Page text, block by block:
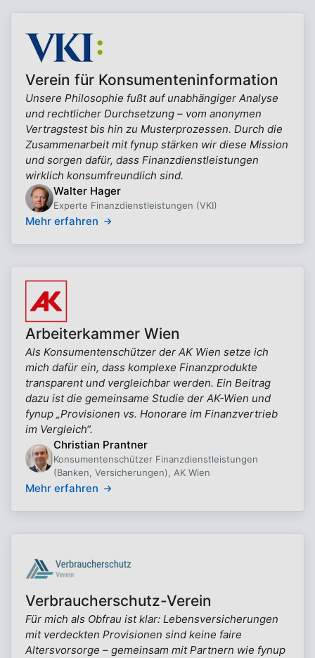
Verein für Konsumenteninformation
Unsere Philosophie fußt auf unabhängiger Analyse
und rechtlicher Durchsetzung – vom anonymen
Vertragstest bis hin zu Musterprozessen. Durch die
Zusammenarbeit mit fynup stärken wir diese Mission
und sorgen dafür, dass Finanzdienstleistungen
wirklich konsumfreundlich sind.
Walter Hager
Experte Finanzdienstleistungen (VKI)
Mehr erfahren
Arbeiterkammer Wien
Als Konsumentenschützer der AK Wien setze ich
mich dafür ein, dass komplexe Finanzprodukte
transparent und vergleichbar werden. Ein Beitrag
dazu ist die gemeinsame Studie der AK-Wien und
fynup „Provisionen vs. Honorare im Finanzvertrieb
im Vergleich“.
Christian Prantner
Konsumentenschützer Finanzdienstleistungen
(Banken, Versicherungen), AK Wien
Mehr erfahren
Verbraucherschutz-Verein
Für mich als Obfrau ist klar: Lebensversicherungen
mit verdeckten Provisionen sind keine faire
Altersvorsorge – gemeinsam mit Partnern wie fynup